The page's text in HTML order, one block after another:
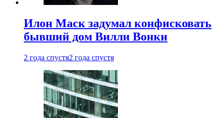
Илон Маск задумал конфисковать
бывший дом Вилли Вонки
2 года спустя2 года спустя